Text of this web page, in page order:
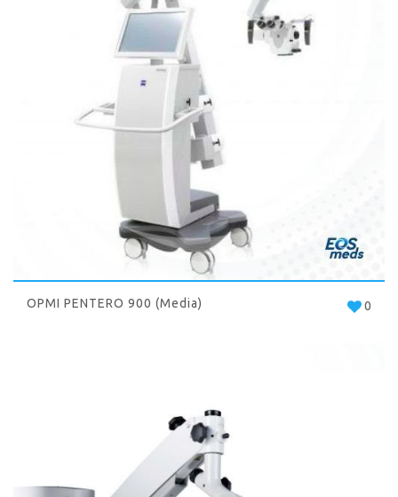
0
OPMI PENTERO 900 (Media)